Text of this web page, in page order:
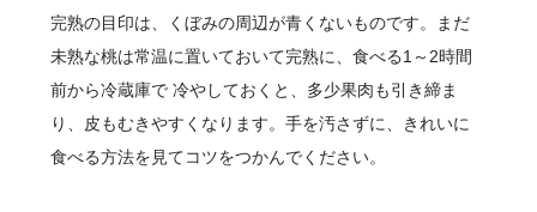
完熟の目印は、くぼみの周辺が青くないものです。まだ
未熟な桃は常温に置いておいて完熟に、食べる1～2時間
前から冷蔵庫で 冷やしておくと、多少果肉も引き締ま
り、皮もむきやすくなります。手を汚さずに、きれいに
食べる方法を見てコツをつかんでください。